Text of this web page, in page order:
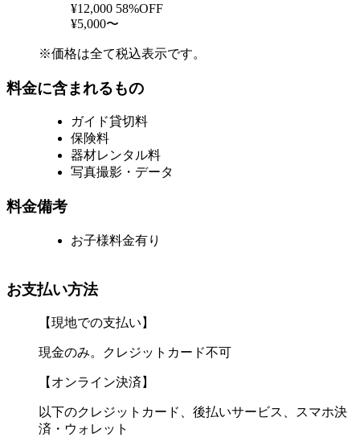
¥12,000 58%OFF
¥5,000〜
※価格は全て税込表示です。
料金に含まれるもの
ガイド貸切料
保険料
器材レンタル料
写真撮影・データ
料金備考
お子様料金有り
お支払い方法
【現地での支払い】
現金のみ。クレジットカード不可
【オンライン決済】
以下のクレジットカード、後払いサービス、スマホ決
済・ウォレット